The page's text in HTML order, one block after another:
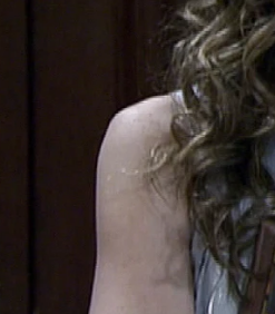
04 de septiembre de 2017,